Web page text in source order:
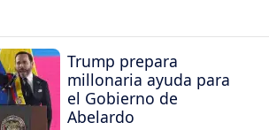
Trump prepara
millonaria ayuda para
el Gobierno de
Abelardo